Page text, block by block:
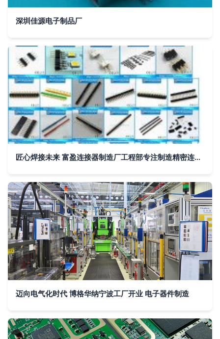
深圳佳源电子制品厂
匠心焊接未来 富盈连接器制造厂工程部专注制造精密连接器
迈向电气化时代 博格华纳宁波工厂开业 电子器件制造